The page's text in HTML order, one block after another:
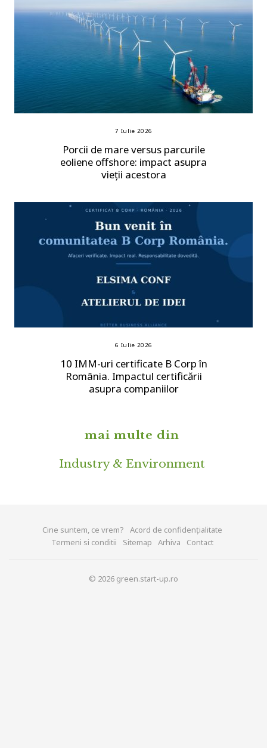
7 Iulie 2026
Porcii de mare versus parcurile
eoliene offshore: impact asupra
vieții acestora
6 Iulie 2026
10 IMM-uri certificate B Corp în
România. Impactul certificării
asupra companiilor
mai multe din
Industry & Environment
Cine suntem, ce vrem?
Acord de confidențialitate
Termeni si conditii
Sitemap Arhiva Contact
© 2026 green.start-up.ro